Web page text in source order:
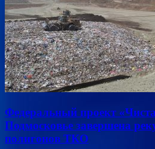
Федеральный проект
Подмосковье завершена
полигонов ТКО